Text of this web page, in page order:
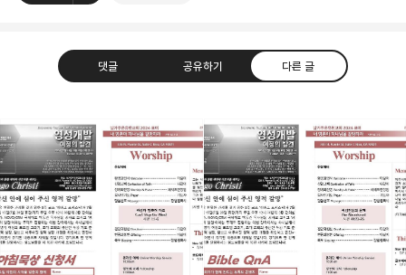
댓글 공유하기 다른 글
남가주온유한교회
세상을 향해 파송받은 선교적 공동체
구독하기
카카오톡 라인 트위터